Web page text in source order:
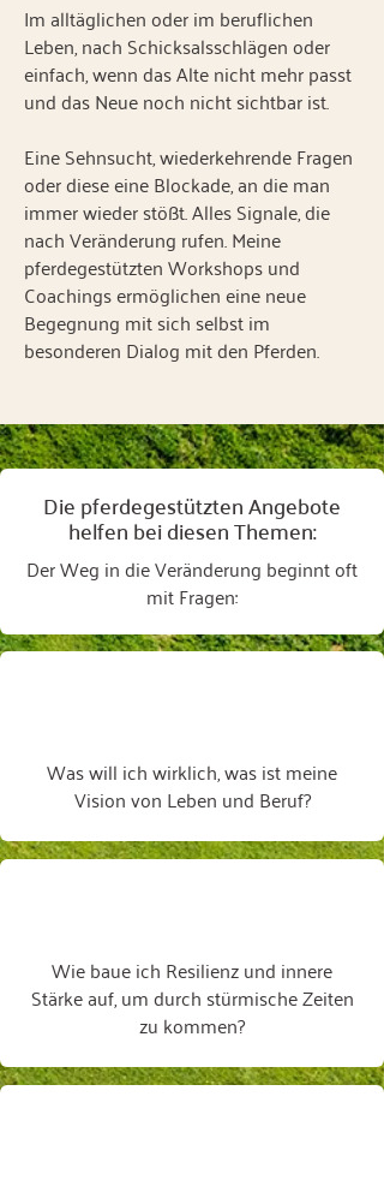
Im alltäglichen oder im beruflichen
Leben, nach Schicksalsschlägen oder
einfach, wenn das Alte nicht mehr passt
und das Neue noch nicht sichtbar ist.
Eine Sehnsucht, wiederkehrende Fragen
oder diese eine Blockade, an die man
immer wieder stößt. Alles Signale, die
nach Veränderung rufen. Meine
pferdegestützten Workshops und
Coachings ermöglichen eine neue
Begegnung mit sich selbst im
besonderen Dialog mit den Pferden.
Die pferdegestützten Angebote
helfen bei diesen Themen:
Der Weg in die Veränderung beginnt oft
mit Fragen:
Was will ich wirklich, was ist meine
Vision von Leben und Beruf?
Wie baue ich Resilienz und innere
Stärke auf, um durch stürmische Zeiten
zu kommen?